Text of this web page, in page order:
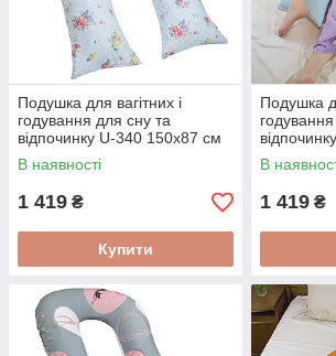
Подушка для вагітних і
годування для сну та
відпочинку U-340 150х87 см
Букетики на блакитному
В наявності
1 419 ₴
Купити
Подушка
Блакитна
В
1 419 ₴